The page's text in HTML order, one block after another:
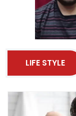
LIFE STYLE